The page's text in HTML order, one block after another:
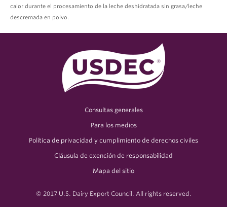
calor durante el procesamiento de la leche deshidratada sin grasa/leche
descremada en polvo.
Consultas generales
Para los medios
Política de privacidad y cumplimiento de derechos civiles
Cláusula de exención de responsabilidad
Mapa del sitio
© 2017 U.S. Dairy Export Council. All rights reserved.